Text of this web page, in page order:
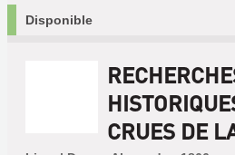
Disponible
CRUES DE